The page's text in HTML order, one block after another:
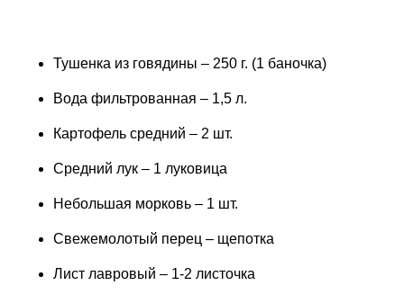
Тушенка из говядины – 250 г. (1 баночка)
Вода фильтрованная – 1,5 л.
Картофель средний – 2 шт.
Средний лук – 1 луковица
Небольшая морковь – 1 шт.
Свежемолотый перец – щепотка
Лист лавровый – 1-2 листочка